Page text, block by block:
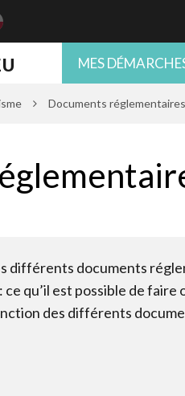
MES
Documents
différents documents
ce qu’il est possible de
des différents